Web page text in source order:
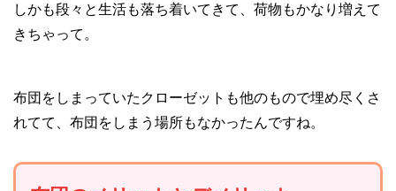
しかも段々と生活も落ち着いてきて、荷物もかなり増えて
きちゃって。
布団をしまっていたクローゼットも他のもので埋め尽くさ
れてて、布団をしまう場所もなかったんですね。